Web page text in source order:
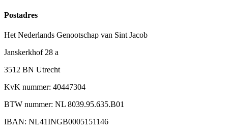
Postadres
Het Nederlands Genootschap van Sint Jacob
Janskerkhof 28 a
3512 BN Utrecht
KvK nummer: 40447304
BTW nummer: NL 8039.95.635.B01
IBAN: NL41INGB0005151146